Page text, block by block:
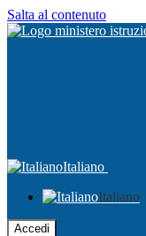
Salta al contenuto
Italiano
Italiano
Accedi